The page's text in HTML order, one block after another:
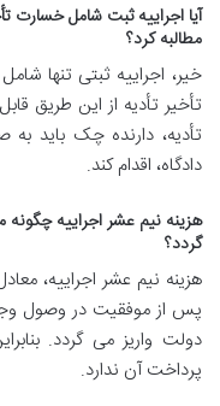
آیا اجراییه ثبت شامل خسارت
مطالبه کرد؟
خیر، اجراییه ثبتی
تأخیر تأدیه از این طریق
تأدیه، دارنده چک باید
دادگاه، اقدام کند.
هزینه نیم عشر اجراییه
گردد؟
پس از موفقیت در وصول
دولت واریز می گردد.
پرداخت آن ندارد.